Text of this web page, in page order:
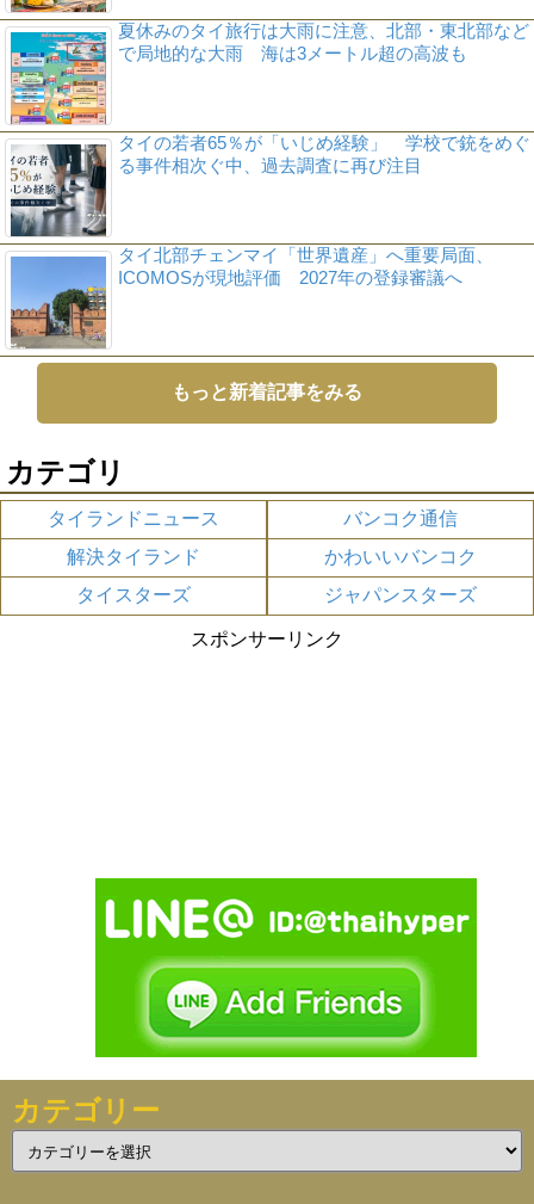
夏休みのタイ旅行は大雨に注意、北部・東北部など
で局地的な大雨 海は3メートル超の高波も
タイの若者65％が「いじめ経験」 学校で銃をめぐ
る事件相次ぐ中、過去調査に再び注目
タイ北部チェンマイ「世界遺産」へ重要局面、
ICOMOSが現地評価 2027年の登録審議へ
もっと新着記事をみる
カテゴリ
タイランドニュース
バンコク通信
解決タイランド
かわいいバンコク
タイスターズ
ジャパンスターズ
スポンサーリンク
カテゴリー
テ